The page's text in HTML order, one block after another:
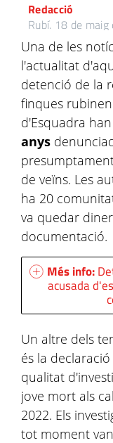
Redacció
Rubí. 18 de
Una de les
l'actualitat
detenció de la
finques
d'Esquadra
anys
de veïns. Les
ha 20
va quedar
documentació.
Més info:
acusada
Un altre dels
és la
qualitat
jove mort als
2022. Els
tot moment